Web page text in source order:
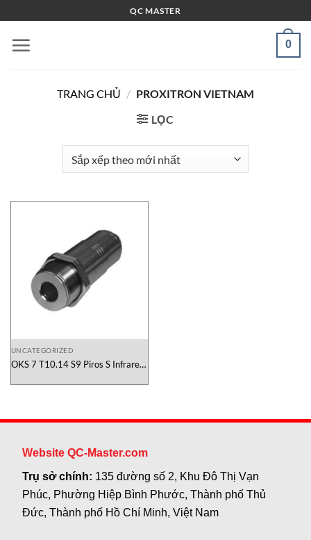
qua
nội
QC MASTER
0
TRANG CHỦ / PROXITRON VIETNAM
LỌC
UNCATEGORIZED
OKS 7 T10.14 S9 Piros S Infrared-
Website QC-Master.com
Trụ sở chính: 135 đường số 2, Khu Đô Thị Vạn
Phúc, Phường Hiệp Bình Phước, Thành phố Thủ
Đức, Thành phố Hồ Chí Minh, Việt Nam